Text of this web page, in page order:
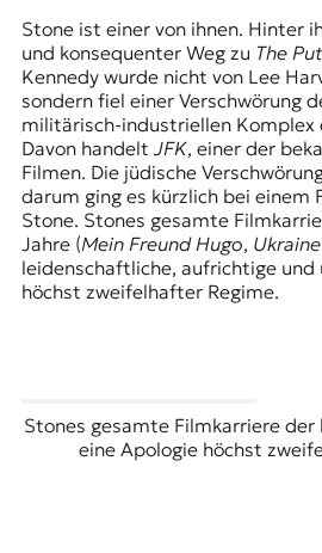
Stone ist einer von ihnen. Hinter
und konsequenter Weg zu The
Kennedy wurde nicht von Lee
sondern fiel einer Verschwörung
militärisch-industriellen Komplex
Davon handeltJFK, einer der
Filmen. Die jüdische
darum ging es kürzlich bei einem
Stone. Stones gesamte
Jahre (Mein Freund Hugo,
leidenschaftliche, aufrichtige und
höchst zweifelhafter Regime.
Stones gesamte Filmkarriere
eine Apologie höchst